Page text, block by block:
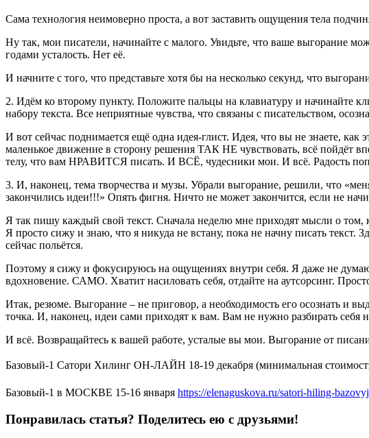
Сама технология неимоверно проста, а вот заставить ощущения тела
Ну так, мои писатели, начинайте с малого. Увидьте, что ваше выгорание
годами усталость. Нет её.
И начните с того, что представьте хотя бы на несколько секунд, что
2. Идём ко второму пункту. Положите пальцы на клавиатуру и начинайте
набору текста. Все неприятные чувства, что связаны с писательством,
И вот сейчас поднимается ещё одна идея-глист. Идея, что вы не знаете, как
маленькое движение в сторону решения ТАК НЕ чувствовать, всё пойдёт
телу, что вам НРАВИТСЯ писать. И ВСЁ, чудесники мои. И всё. Радость
3. И, наконец, тема творчества и музы. Убрали выгорание, решили, что
закончились идеи!!!» Опять фигня. Ничто не может закончится, если не
Я так пишу каждый свой текст. Сначала неделю мне приходят мысли о том,
Я просто сижу и знаю, что я никуда не встану, пока не начну писать
сейчас польётся.
Поэтому я сижу и фокусируюсь на ощущениях внутри себя. Я даже не
вдохновение. САМО. Хватит насиловать себя, отдайте на аутсорсинг.
Итак, резюме. Выгорание – не приговор, а необходимость его осознать и
точка. И, наконец, идеи сами приходят к вам. Вам не нужно разбирать
И всё. Возвращайтесь к вашей работе, усталые вы мои. Выгорание от
Базовый-1 Сатори Хилинг ОН-ЛАЙН 18-19 декабря (минимальная
Базовый-1 в МОСКВЕ 15-16 января https://elenaguskova.ru/satori-hiling-
Понравилась статья? Поделитесь ею с друзьями!